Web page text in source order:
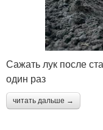
Сажать лук после
один раз
читать дальше →